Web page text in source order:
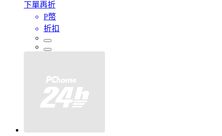
下單再折
P幣
折扣